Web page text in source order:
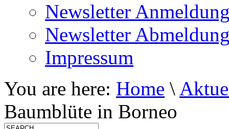
Newsletter
Newsletter
Impressum
You are here: Home \
Baumblüte in Borneo